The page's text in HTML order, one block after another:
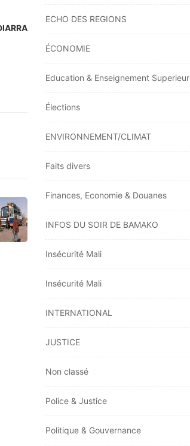
ECHO DES REGIONS
ÉCONOMIE
Education & Enseignement Superieur
Élections
ENVIRONNEMENT/CLIMAT
Faits divers
Finances, Economie & Douanes
INFOS DU SOIR DE BAMAKO
Insécurité Mali
Insécurité Mali
INTERNATIONAL
JUSTICE
Non classé
Police & Justice
Politique & Gouvernance